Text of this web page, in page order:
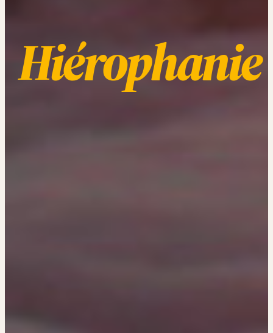
Hiérophanie